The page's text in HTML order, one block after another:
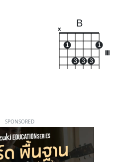
B
x
1
3 3 3
1
SPONSORED